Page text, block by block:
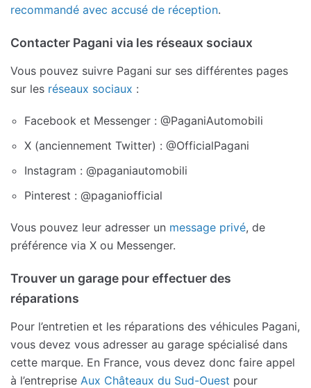
recommandé avec accusé de réception.
Contacter Pagani via les réseaux sociaux
Vous pouvez suivre Pagani sur ses différentes pages
sur les réseaux sociaux :
Facebook et Messenger : @PaganiAutomobili
X (anciennement Twitter) : @OfficialPagani
Instagram : @paganiautomobili
Pinterest : @paganiofficial
Vous pouvez leur adresser un message privé, de
préférence via X ou Messenger.
Trouver un garage pour effectuer des
réparations
Pour l’entretien et les réparations des véhicules Pagani,
vous devez vous adresser au garage spécialisé dans
cette marque. En France, vous devez donc faire appel
à l’entreprise Aux Châteaux du Sud-Ouest pour